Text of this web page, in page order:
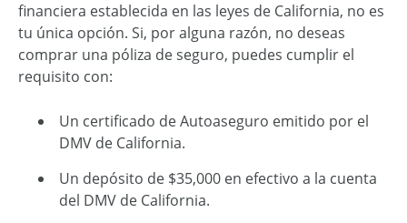
financiera establecida en las leyes de California, no es
tu única opción. Si, por alguna razón, no deseas
comprar una póliza de seguro, puedes cumplir el
requisito con:
Un certificado de Autoaseguro emitido por el
DMV de California.
Un depósito de $35,000 en efectivo a la cuenta
del DMV de California.